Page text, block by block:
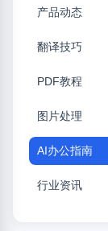
产品动态
翻译技巧
PDF教程
图片处理
AI办公指南
行业资讯